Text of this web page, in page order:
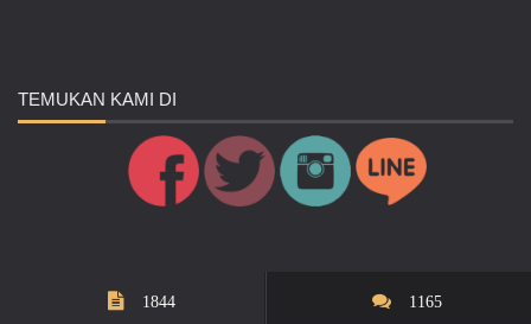
TEMUKAN KAMI DI
1844 1165